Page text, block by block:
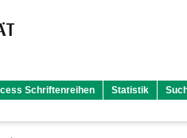
Schriftenreihen Statistik